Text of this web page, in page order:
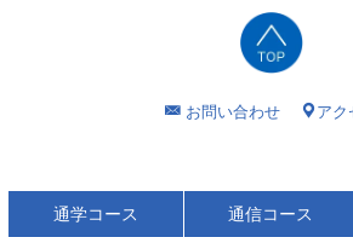
お問い合わせ アク
通学コース 通信コース